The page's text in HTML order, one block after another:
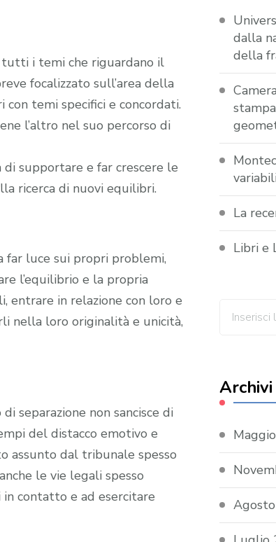
i temi che riguardano il
focalizzato sull’area della
temi specifici e concordati.
l’altro nel suo percorso di
di supportare e far crescere le
ricerca di nuovi equilibri.
far luce sui propri problemi,
l’equilibrio e la propria
entrare in relazione con loro e
nella loro originalità e unicità,
separazione non sancisce di
del distacco emotivo e
assunto dal tribunale spesso
le vie legali spesso
contatto e ad esercitare
dalla
della
La
Libri e
Cerchi
Archivi